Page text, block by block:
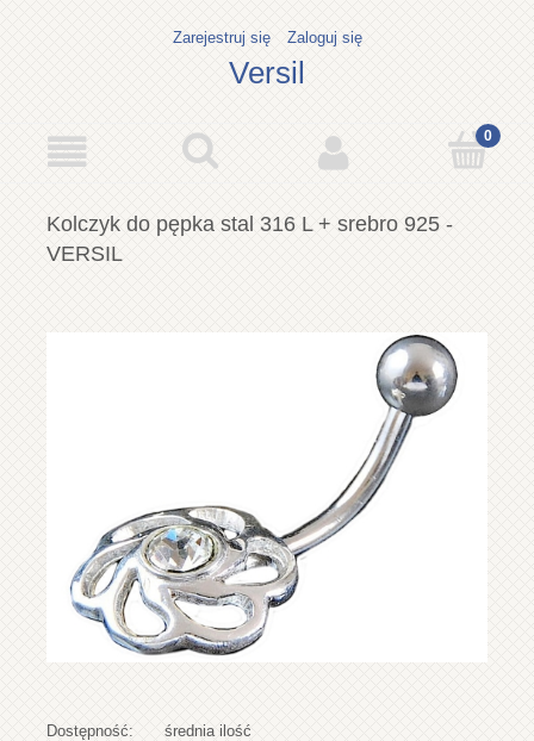
Zarejestruj się Zaloguj się
Versil
Kolczyk do pępka stal 316 L + srebro 925 -
VERSIL
Dostępność:
średnia ilość